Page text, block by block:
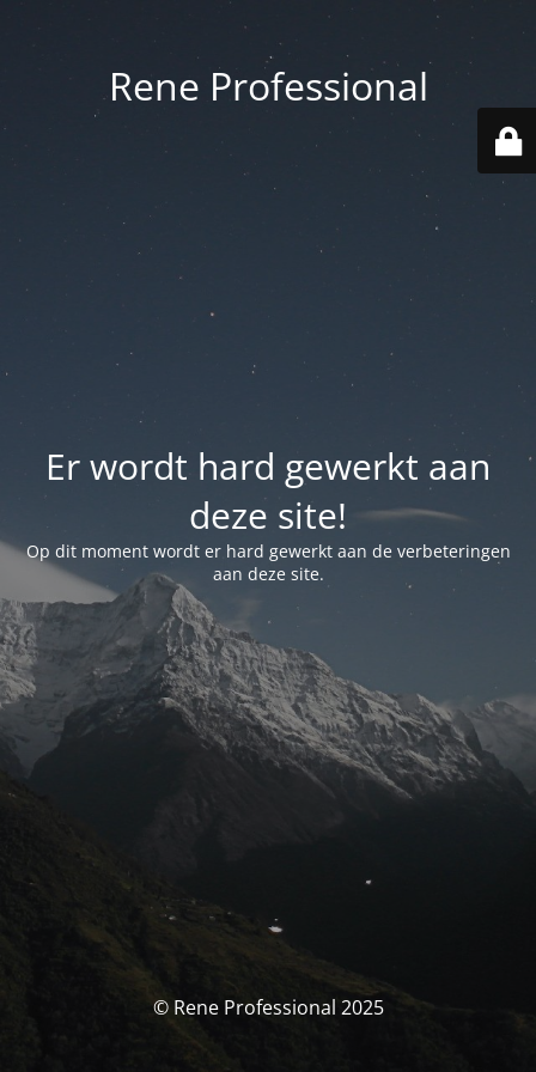
Rene Professional
Er wordt hard gewerkt aan
deze site!
Op dit moment wordt er hard gewerkt aan de verbeteringen
aan deze site.
© Rene Professional 2025